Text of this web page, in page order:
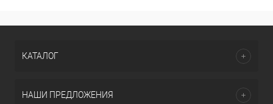
КАТАЛОГ
НАШИ ПРЕДЛОЖЕНИЯ